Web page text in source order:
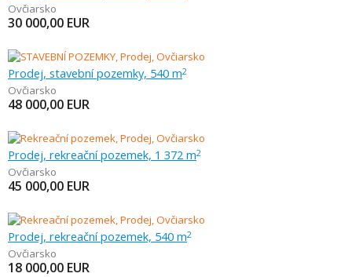
Ovčiarsko
30 000,00 EUR
Prodej, stavební pozemky, 540 m2
Ovčiarsko
48 000,00 EUR
Prodej, rekreační pozemek, 1 372 m2
Ovčiarsko
45 000,00 EUR
Prodej, rekreační pozemek, 540 m2
Ovčiarsko
18 000,00 EUR